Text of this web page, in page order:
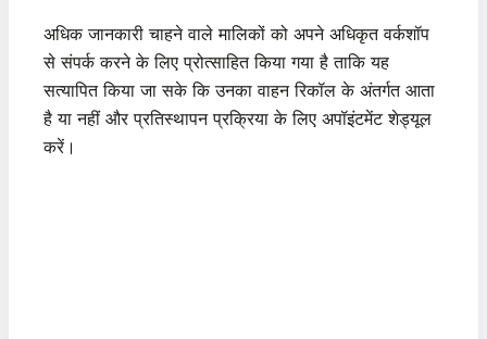
अधिक जानकारी चाहने वाले मालिकों को अपने अधिकृत वर्कशॉप
से ​​संपर्क करने के लिए प्रोत्साहित किया गया है ताकि यह
सत्यापित किया जा सके कि उनका वाहन रिकॉल के अंतर्गत आता
है या नहीं और प्रतिस्थापन प्रक्रिया के लिए अपॉइंटमेंट शेड्यूल
करें।